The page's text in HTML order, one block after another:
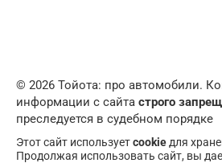
© 2026 Тойота: про автомобили.
информации с сайта строго
преследуется в судебном порядке
Этот сайт используетcookie для
Продолжая использовать сайт, вы